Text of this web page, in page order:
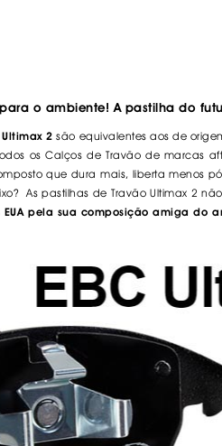
o ambiente! A pastilha do
Ultimax 2 são equivalentes aos de
os Calços de Travão de marcas
que dura mais, liberta menos
As pastilhas deTravão Ultimax 2
EUA pela sua composição amiga